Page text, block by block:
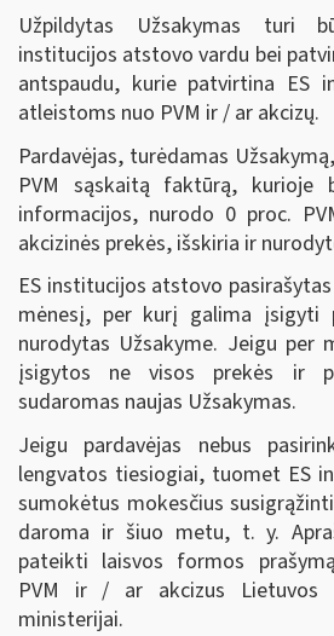
Užpildytas Užsakymas turi
institucijos atstovo vardu bei
antspaudu, kurie patvirtina ES
atleistoms nuo PVM ir / ar akcizų.
Pardavėjas, turėdamas
PVM sąskaitą faktūrą, kurioje
informacijos, nurodo 0 proc.
akcizinės prekės, išskiria ir
ES institucijos atstovo
mėnesį, per kurį galima įsigyti
nurodytas Užsakyme. Jeigu per
įsigytos ne visos prekės ir
sudaromas naujas Užsakymas.
Jeigu pardavėjas nebus
lengvatos tiesiogiai, tuomet ES
sumokėtus mokesčius
daroma ir šiuo metu, t. y.
pateikti laisvos formos
PVM ir / ar akcizus Lietuvos
ministerijai.